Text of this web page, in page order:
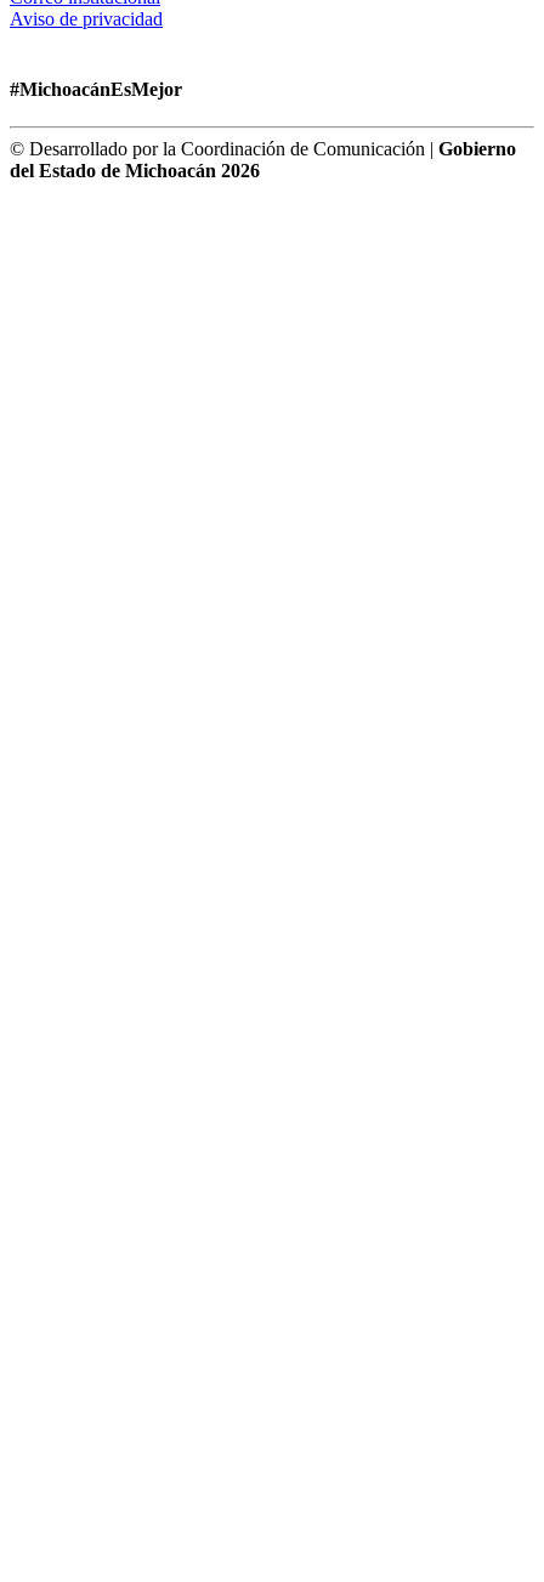
Aviso de privacidad
#MichoacánEsMejor
© Desarrollado por la Coordinación de Comunicación | Gobierno
del Estado de Michoacán 2026